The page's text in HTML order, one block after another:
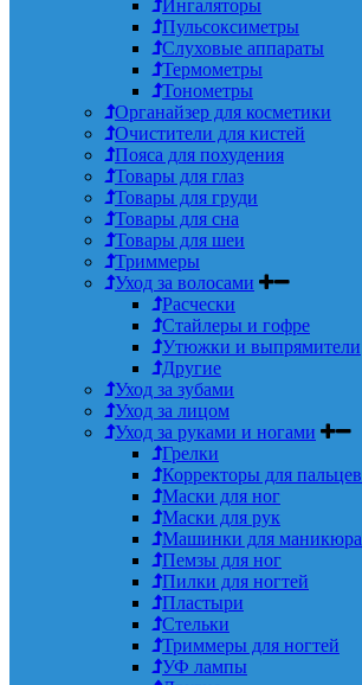
Ингаляторы
Пульсоксиметры
Слуховые аппараты
Термометры
Тонометры
Органайзер для косметики
Очистители для кистей
Пояса для похудения
Товары для глаз
Товары для груди
Товары для сна
Товары для шеи
Триммеры
Уход за волосами
Расчески
Стайлеры и гофре
Утюжки и выпрямители
Другие
Уход за зубами
Уход за лицом
Уход за руками и ногами
Грелки
Корректоры для пальцев
Маски для ног
Маски для рук
Машинки для маникюра
Пемзы для ног
Пилки для ногтей
Пластыри
Стельки
Триммеры для ногтей
УФ лампы